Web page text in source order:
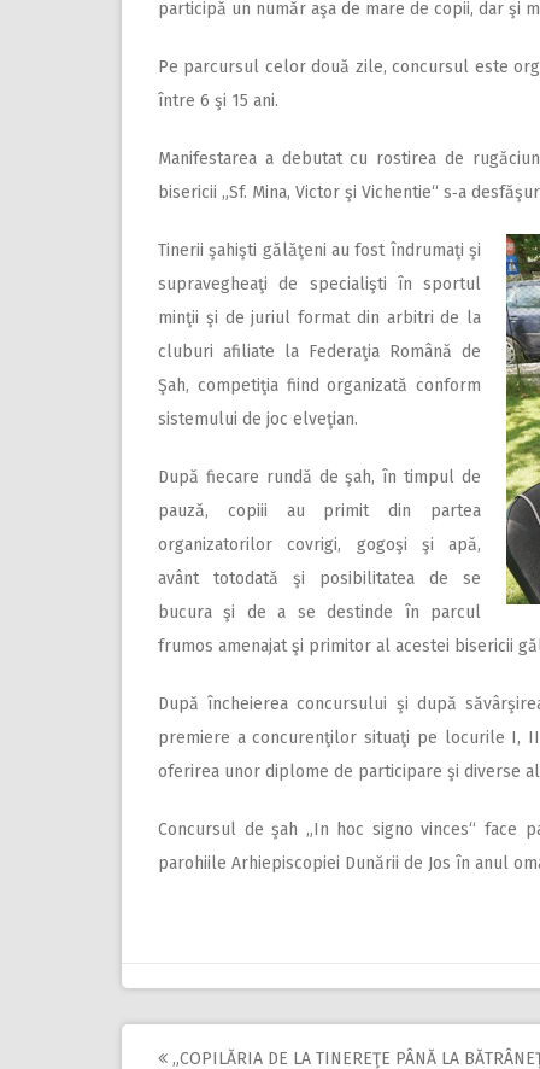
participă un număr aşa de mare de copii, dar şi
Pe parcursul celor două zile, concursul este
între 6 şi 15 ani.
Manifestarea a debutat cu rostirea de
bisericii „Sf. Mina, Victor şi Vichentie“ s‑a
Tinerii şahişti gălăţeni au fost îndrumaţi şi
supravegheaţi de specialişti în sportul
minţii şi de juriul format din arbitri de la
cluburi afiliate la Federaţia Română de
Şah, competiţia fiind organizată conform
sistemului de joc elveţian.
După fiecare rundă de şah, în timpul de
pauză, copiii au primit din partea
organizatorilor covrigi, gogoşi şi apă,
avânt totodată şi posibilitatea de se
bucura şi de a se destinde în parcul
frumos amenajat şi primitor al acestei bisericii
După încheierea concursului şi după
premiere a concurenţilor situaţi pe locurile I,
oferirea unor diplome de participare şi diverse
Concursul de şah „In hoc signo vinces“ face
parohiile Arhiepiscopiei Dunării de Jos în anul
„COPILĂRIA DE LA TINEREŢE PÂNĂ LA